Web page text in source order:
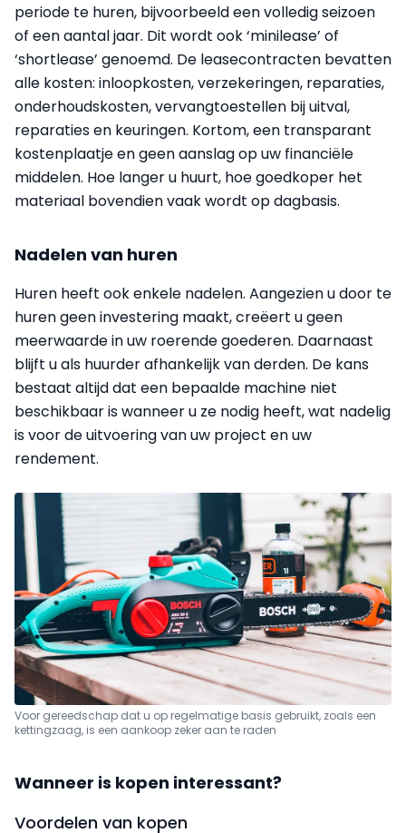
periode te huren, bijvoorbeeld een volledig seizoen
of een aantal jaar. Dit wordt ook ‘minilease’ of
‘shortlease’ genoemd. De leasecontracten bevatten
alle kosten: inloopkosten, verzekeringen, reparaties,
onderhoudskosten, vervangtoestellen bij uitval,
reparaties en keuringen. Kortom, een transparant
kostenplaatje en geen aanslag op uw financiële
middelen. Hoe langer u huurt, hoe goedkoper het
materiaal bovendien vaak wordt op dagbasis.
Nadelen van huren
Huren heeft ook enkele nadelen. Aangezien u door te
huren geen investering maakt, creëert u geen
meerwaarde in uw roerende goederen. Daarnaast
blijft u als huurder afhankelijk van derden. De kans
bestaat altijd dat een bepaalde machine niet
beschikbaar is wanneer u ze nodig heeft, wat nadelig
is voor de uitvoering van uw project en uw
rendement.
Voor gereedschap dat u op regelmatige basis gebruikt, zoals een
kettingzaag, is een aankoop zeker aan te raden
Wanneer is kopen interessant?
Voordelen van kopen